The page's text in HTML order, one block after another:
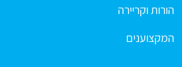
הורות וקריירה
המקצוענים